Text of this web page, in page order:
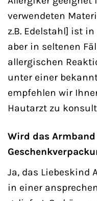
verwendeten
z.B. Edelstahl] ist
aber in seltenen
allergischen
unter einer
empfehlen wir
Hautarzt zu
Wird das
Ja, das Liebeskind
in einer